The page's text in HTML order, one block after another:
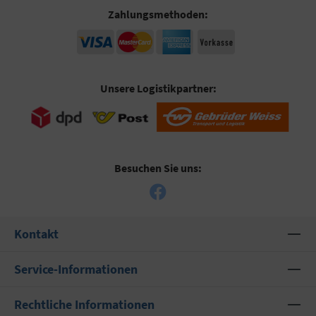
Zahlungsmethoden:
Unsere Logistikpartner:
Besuchen Sie uns:
Kontakt
Service-Informationen
Rechtliche Informationen